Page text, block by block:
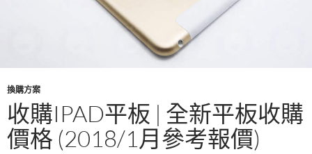
換購方案
收購IPAD平板 | 全新平板收購
價格 (2018/1月參考報價)